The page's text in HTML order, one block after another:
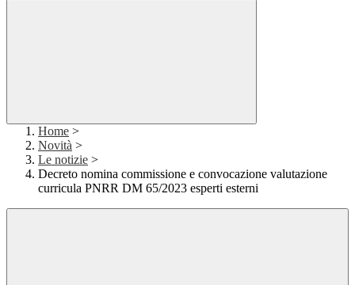
Home >
Novità >
Le notizie >
Decreto nomina commissione e convocazione valutazione
curricula PNRR DM 65/2023 esperti esterni